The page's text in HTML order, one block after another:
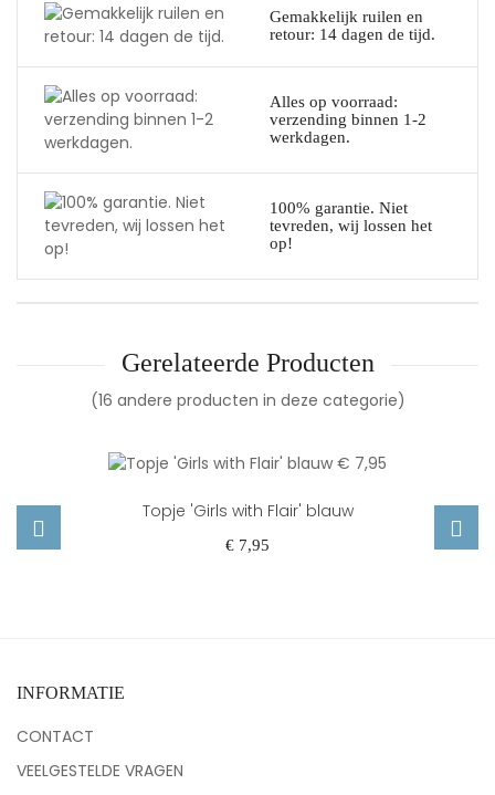
Gemakkelijk ruilen en
retour: 14 dagen de tijd.
Alles op voorraad:
verzending binnen 1-2
werkdagen.
100% garantie. Niet
tevreden, wij lossen het
op!
Gerelateerde Producten
(16 andere producten in deze categorie)
Topje 'Girls with Flair' blauw
Prijs
€ 7,95
INFORMATIE
CONTACT
VEELGESTELDE VRAGEN